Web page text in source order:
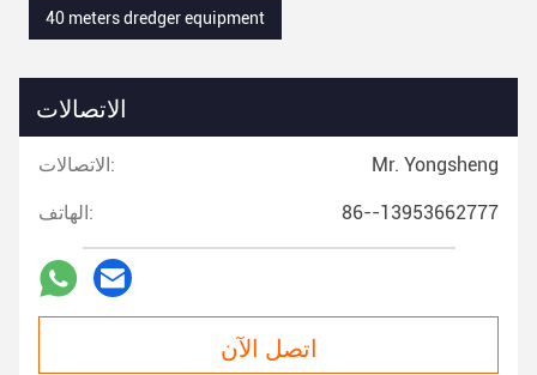
40 meters dredger equipment
الاتصالات
الاتصالات: Mr. Yongsheng
الهاتف: 86--13953662777
اتصل الآن